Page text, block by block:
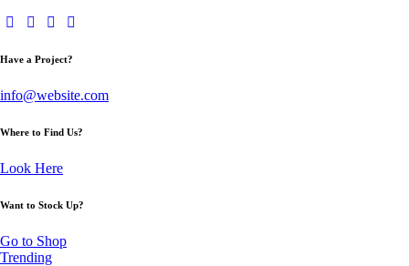
Have a Project?
info@website.com
Where to Find Us?
Look Here
Want to Stock Up?
Go to Shop
Trending